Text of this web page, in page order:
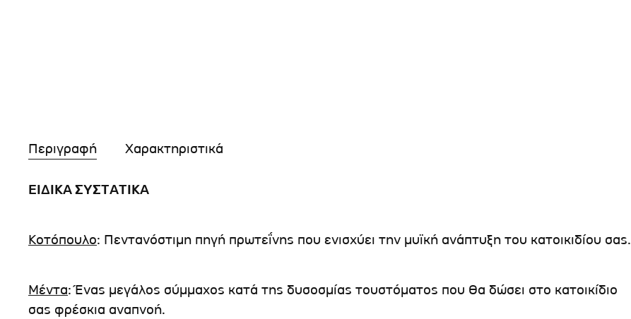
Περιγραφή Χαρακτηριστικά
ΕΙΔΙΚΑ ΣΥΣΤΑΤΙΚΑ
Κοτόπουλο: Πεντανόστιμη πηγή πρωτεΐνης που ενισχύει την μυϊκή ανάπτυξη του κατοικιδίου σας.
Μέντα: Ένας μεγάλος σύμμαχος κατά της δυσοσμίας τουστόματος που θα δώσει στο κατοικίδιο
σας φρέσκια αναπνοή.